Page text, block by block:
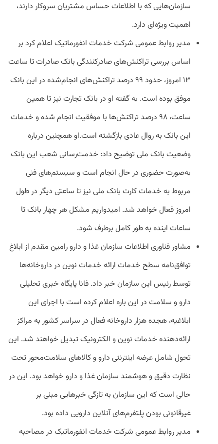
سازمان‌هایی که با اطلاعات حساس مشتریان سروکار دارند،
اهمیت ویژه‌ای دارد.
مدیر روابط عمومی شرکت خدمات انفورماتیک اعلام کرد بر
اساس بررسی تراکنش‌های صادرکنندگی بانک صادرات تا ساعت
۱۳ امروز، حدود ۹۹ درصد تراکنش‌های انجام‌شده در این بانک
موفق بوده است. به گفته او در بانک تجارت نیز تا همین
ساعت، ۹۸ درصد تراکنش‌ها با موفقیت انجام شده و خدمات
این بانک به روال عادی بازگشته است.او همچنین درباره
وضعیت بانک ملی توضیح داد: خدمت‌رسانی شعب این بانک
به‌صورت حضوری در حال انجام است و سیستم‌های فنی
مربوط به خدمات کارت بانک ملی نیز تا ساعتی دیگر در طول
امروز فعال خواهد شد. امیدواریم مشکل هر چهار بانک تا
ساعات اینده به طور کامل برطرف شود.
مشاور فناوری اطلاعات سازمان غذا و دارو رامین مقدم از ابلاغ
توافق‌نامه سطح خدمات ارائه خدمات نوین در داروخانه‌ها
توسط رئیس این سازمان خبر داد. فانا پایگاه خبری تحلیلی
دارو و سلامت در این باره اعلام کرده است با اجرای این
ابلاغیه، هجده هزار داروخانه فعال در سراسر کشور به مراکز
ارائه‌دهنده خدمات نوین و الکترونیک تبدیل خواهند شد. این
تحول شامل عرضه اینترنتی دارو و کالاهای سلامت‌محور تحت
نظارت دقیق و هوشمند سازمان غذا و دارو خواهد بود. این در
حالی است که این سازمان به تازگی خبرهایی مبنی بر
غیرقانونی بودن پلتفرم‌های آنلاین دارویی داده بود.
مدیر روابط عمومی شرکت خدمات انفورماتیک در مصاحبه